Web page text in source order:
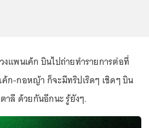
แพนเค้ก บินไปถ่ายทำรายการต่อที่
ค้ก-กอหญ้า ก็จะมีทริปเริดๆ เชิดๆ บิน
ลี ด้วยกันอีกนะ รู้ยังๆ.